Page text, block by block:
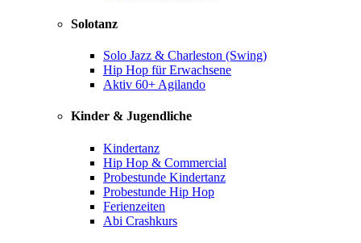
Solotanz
Solo Jazz & Charleston (Swing)
Hip Hop für Erwachsene
Aktiv 60+ Agilando
Kinder & Jugendliche
Kindertanz
Hip Hop & Commercial
Probestunde Kindertanz
Probestunde Hip Hop
Ferienzeiten
Abi Crashkurs